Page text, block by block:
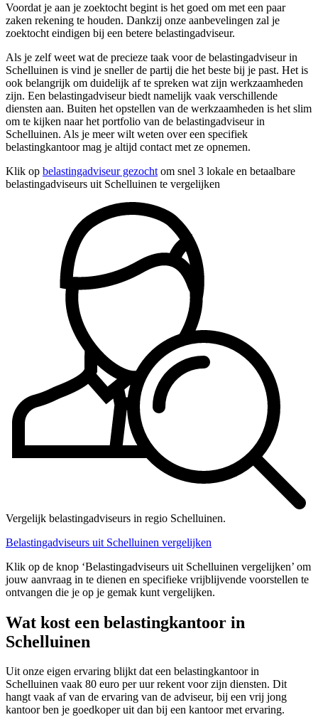
Voordat je aan je zoektocht begint is het goed om met een paar
zaken rekening te houden. Dankzij onze aanbevelingen zal je
zoektocht eindigen bij een betere belastingadviseur.
Als je zelf weet wat de precieze taak voor de belastingadviseur in
Schelluinen is vind je sneller de partij die het beste bij je past. Het is
ook belangrijk om duidelijk af te spreken wat zijn werkzaamheden
zijn. Een belastingadviseur biedt namelijk vaak verschillende
diensten aan. Buiten het opstellen van de werkzaamheden is het slim
om te kijken naar het portfolio van de belastingadviseur in
Schelluinen. Als je meer wilt weten over een specifiek
belastingkantoor mag je altijd contact met ze opnemen.
Klik op belastingadviseur gezocht om snel 3 lokale en betaalbare
belastingadviseurs uit Schelluinen te vergelijken
Vergelijk belastingadviseurs in regio Schelluinen.
Belastingadviseurs uit Schelluinen vergelijken
Klik op de knop ‘Belastingadviseurs uit Schelluinen vergelijken’ om
jouw aanvraag in te dienen en specifieke vrijblijvende voorstellen te
ontvangen die je op je gemak kunt vergelijken.
Wat kost een belastingkantoor in
Schelluinen
Uit onze eigen ervaring blijkt dat een belastingkantoor in
Schelluinen vaak 80 euro per uur rekent voor zijn diensten. Dit
hangt vaak af van de ervaring van de adviseur, bij een vrij jong
kantoor ben je goedkoper uit dan bij een kantoor met ervaring.